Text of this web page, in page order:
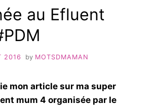
DE
SOIN
VERGETURES
au Efluent
2016 by MOTSDMAMAN
mon article sur ma super
mum 4 organisée par le